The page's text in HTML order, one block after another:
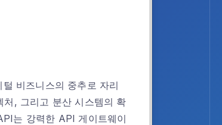
비즈니스의 중추로 자리
처, 그리고 분산 시스템의 확
는 강력한 API 게이트웨이